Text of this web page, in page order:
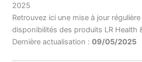
2025
Retrouvez ici une mise à jour
disponibilités des produits LR Health
Dernière actualisation : 09/05/2025